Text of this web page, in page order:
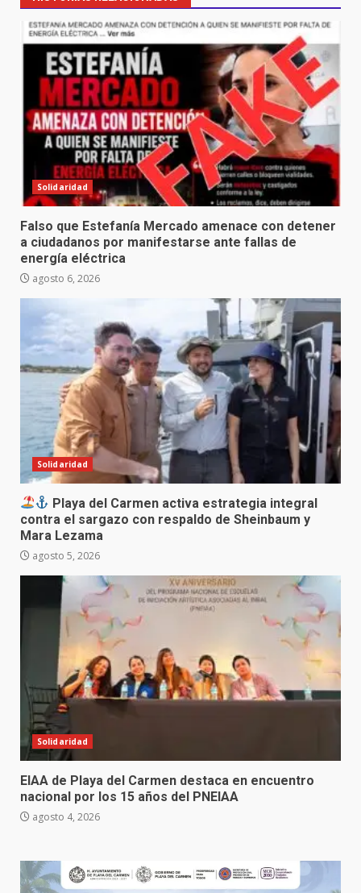
Solidaridad
Falso que Estefanía Mercado amenace con detener
a ciudadanos por manifestarse ante fallas de
energía eléctrica
agosto 6, 2026
Solidaridad
Playa del Carmen activa estrategia integral
contra el sargazo con respaldo de Sheinbaum y
Mara Lezama
agosto 5, 2026
Solidaridad
EIAA de Playa del Carmen destaca en encuentro
nacional por los 15 años del PNEIAA
agosto 4, 2026